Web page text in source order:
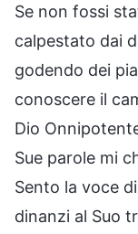
Se non fossi
calpestato dai
godendo dei
conoscere il
Dio
Sue parole mi
Sento la voce
dinanzi al Suo